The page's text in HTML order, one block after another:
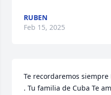
RUBEN
Feb 15, 2025
Te recordaremos
. Tu familia de Cuba Te